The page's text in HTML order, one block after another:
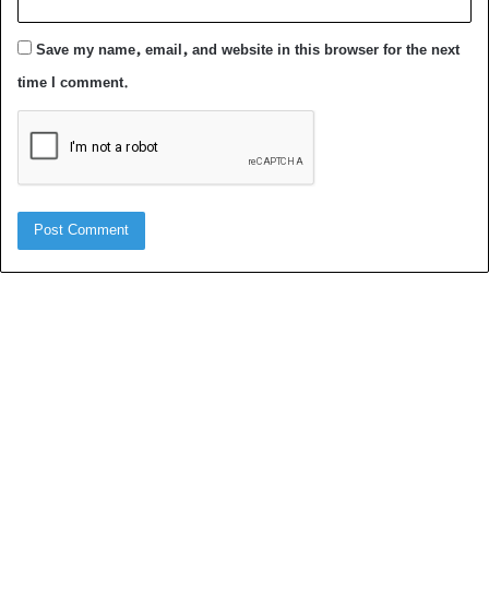
Save my name, email, and website in this browser for the next
time I comment.